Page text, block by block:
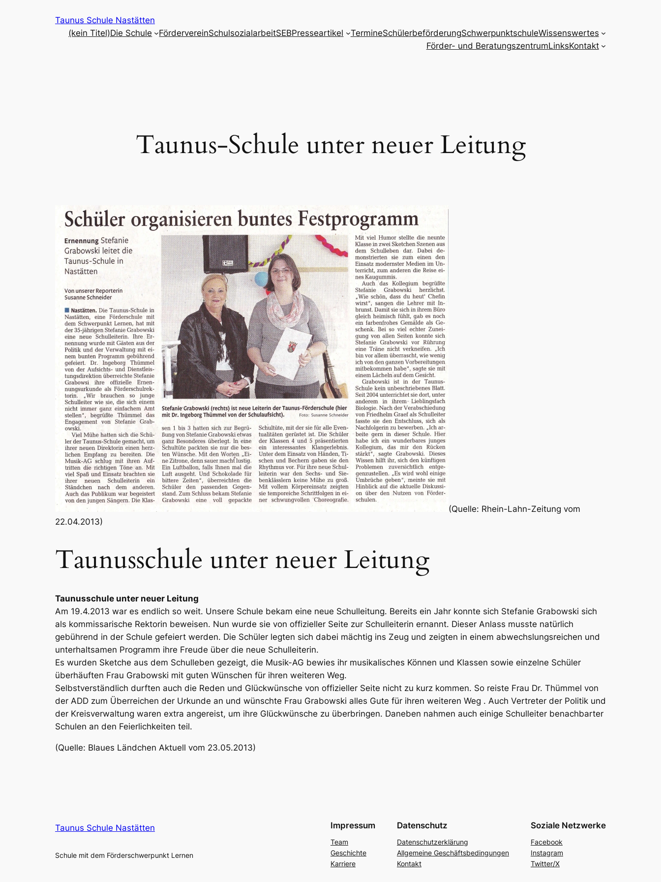
Taunus Schule Nastätten
(kein Titel)Die Schule FördervereinSchulsozialarbeitSEBPresseartikel TermineSchülerbeförderungSchwerpunktschuleWissenswertes
Förder- und BeratungszentrumLinksKontakt
Taunus-Schule unter neuer Leitung
(Quelle: Rhein-Lahn-Zeitung vom
22.04.2013)
Taunusschule unter neuer Leitung
Taunusschule unter neuer Leitung
Am 19.4.2013 war es endlich so weit. Unsere Schule bekam eine neue Schulleitung. Bereits ein Jahr konnte sich Stefanie Grabowski sich
als kommissarische Rektorin beweisen. Nun wurde sie von offizieller Seite zur Schulleiterin ernannt. Dieser Anlass musste natürlich
gebührend in der Schule gefeiert werden. Die Schüler legten sich dabei mächtig ins Zeug und zeigten in einem abwechslungsreichen und
unterhaltsamen Programm ihre Freude über die neue Schulleiterin.
Es wurden Sketche aus dem Schulleben gezeigt, die Musik-AG bewies ihr musikalisches Können und Klassen sowie einzelne Schüler
überhäuften Frau Grabowski mit guten Wünschen für ihren weiteren Weg.
Selbstverständlich durften auch die Reden und Glückwünsche von offizieller Seite nicht zu kurz kommen. So reiste Frau Dr. Thümmel von
der ADD zum Überreichen der Urkunde an und wünschte Frau Grabowski alles Gute für ihren weiteren Weg . Auch Vertreter der Politik und
der Kreisverwaltung waren extra angereist, um ihre Glückwünsche zu überbringen. Daneben nahmen auch einige Schulleiter benachbarter
Schulen an den Feierlichkeiten teil.
(Quelle: Blaues Ländchen Aktuell vom 23.05.2013)
Taunus Schule Nastätten
Schule mit dem Förderschwerpunkt Lernen
Impressum
Team
Geschichte
Karriere
Datenschutz
Datenschutzerklärung
Allgemeine Geschäftsbedingungen
Kontakt
Soziale Netzwerke
Facebook
Instagram
Twitter/X